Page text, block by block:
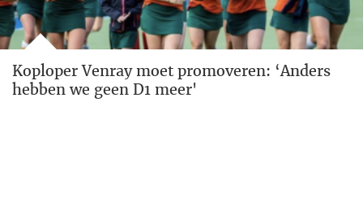
Koploper Venray moet promoveren: ‘Anders
hebben we geen D1 meer'